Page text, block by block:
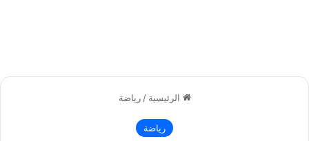
الرئيسية / رياضة
رياضة